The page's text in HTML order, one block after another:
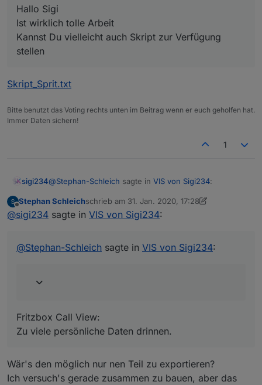
VIEW_Heizung_1_sigi234.txt
Hallo Sigi
Ist wirklich tolle Arbeit
Kannst Du vielleicht auch Skript zur Verfügung
stellen
Skript_Sprit.txt
Bitte benutzt das Voting rechts unten im Beitrag wenn er euch geholfen hat.
Immer Daten sichern!
1
sigi234@Stephan-Schleich sagte in VIS von Sigi234:
Ich hätte noch Interesse an deiner Fritzbox Call
Screenshots sehe
Zu viele persönliche Daten drinnen.
Offline
Stephan Schleichschrieb am 31. Jan. 2020, 17:28
zuletzt editiert von Stephan Schleich
@sigi234 sagte in VIS von Sigi234:
@Stephan-Schleich sagte in VIS von Sigi234:
Fritzbox Call View:
Zu viele persönliche Daten drinnen.
Wär's den möglich nur nen Teil zu exportieren?
Ich versuch's gerade zusammen zu bauen, aber das